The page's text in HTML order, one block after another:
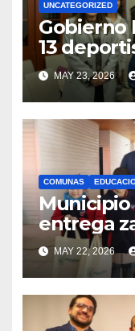
UNCATEGORIZED
Gobierno
13
bandera
MAY 23, 2026
COMUNAS
Municipio
entrega
Royalty
MAY 22, 2026